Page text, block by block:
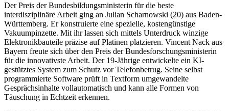
Der Preis der Bundesbildungsministerin für die beste
interdisziplinäre Arbeit ging an Julian Scharnowski (20) aus Baden-
Württemberg. Er konstruierte eine spezielle, kostengünstige
Vakuumpinzette. Mit ihr lassen sich mittels Unterdruck winzige
Elektronikbauteile präzise auf Platinen platzieren. Vincent Nack aus
Bayern freute sich über den Preis der Bundesforschungsministerin
für die innovativste Arbeit. Der 19-Jährige entwickelte ein KI-
gestütztes System zum Schutz vor Telefonbetrug. Seine selbst
programmierte Software prüft in Textform umgewandelte
Gesprächsinhalte vollautomatisch und kann alle Formen von
Täuschung in Echtzeit erkennen.